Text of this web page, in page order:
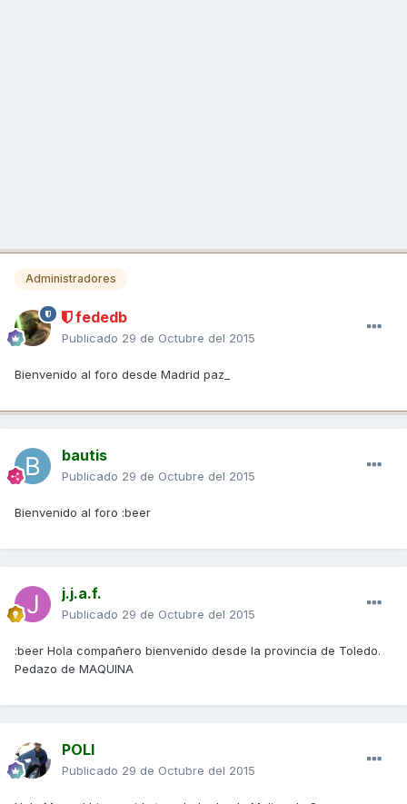
Administradores
fededb
Publicado 29 de Octubre del 2015
Bienvenido al foro desde Madrid paz_
bautis
Publicado 29 de Octubre del 2015
Bienvenido al foro :beer
j.j.a.f.
Publicado 29 de Octubre del 2015
:beer Hola compañero bienvenido desde la provincia de Toledo.
Pedazo de MAQUINA
POLI
Publicado 29 de Octubre del 2015